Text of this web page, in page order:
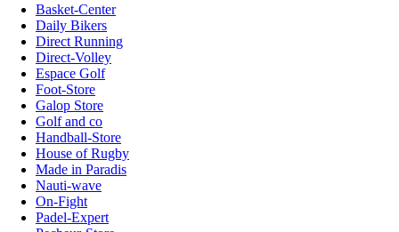
Basket-Center
Daily Bikers
Direct Running
Direct-Volley
Espace Golf
Foot-Store
Galop Store
Golf and co
Handball-Store
House of Rugby
Made in Paradis
Nauti-wave
On-Fight
Padel-Expert